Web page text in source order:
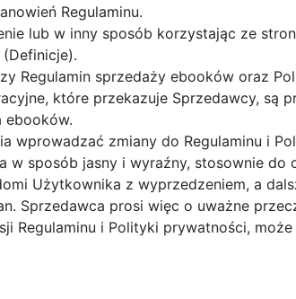
Regulaminu.
lub w inny sposób korzystając ze
Regulamin sprzedaży ebooków oraz
które przekazuje Sprzedawcy, są
ebooków.
wprowadzać zmiany do Regulaminu i
sposób jasny i wyraźny, stosownie do
Użytkownika z wyprzedzeniem, a
Sprzedawca prosi więc o uważne
Regulaminu i Polityki prywatności,